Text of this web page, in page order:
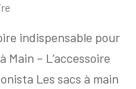
Votre
Style
avec
indispensable pour
– L’accessoire
Les sacs à main